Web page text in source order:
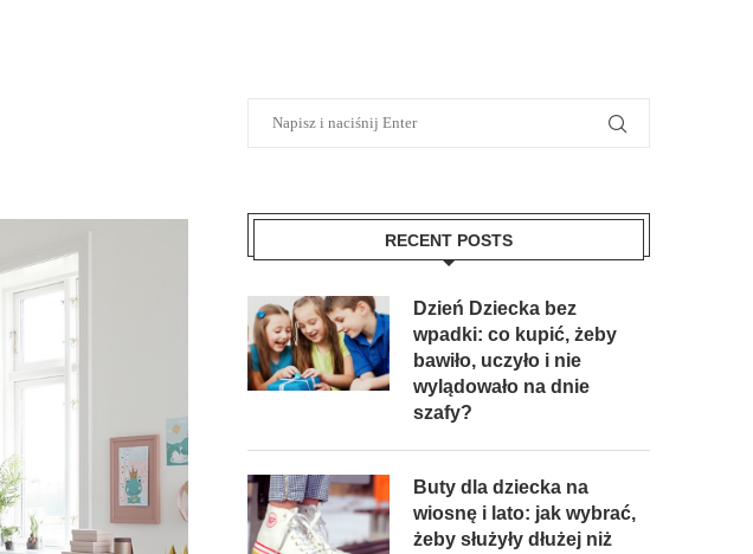
RECENT POSTS
Dzień Dziecka bez
wpadki: co kupić, żeby
bawiło, uczyło i nie
wylądowało na dnie
szafy?
Buty dla dziecka na
wiosnę i lato: jak wybrać,
żeby służyły dłużej niż